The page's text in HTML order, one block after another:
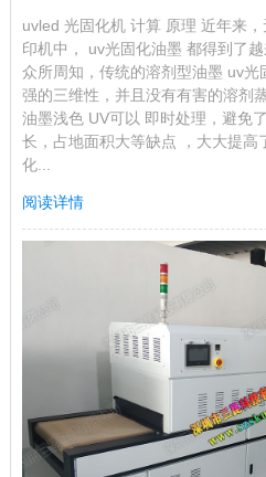
uvled 光固化机 计算 原理 近年来
印机中， uv光固化油墨 都得到了
众所周知，传统的溶剂型油墨 uv光
强的三维性，并且没有有害的溶剂
油墨浅色 UV可以 即时处理，避免
长，占地面积大等缺点 ，大大提高
化...
阅读详情